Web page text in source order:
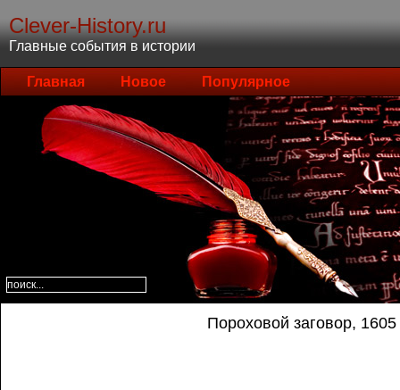
Clever-History.ru
Главные события в истории
Главная Новое Популярное
Пороховой заговор, 1605